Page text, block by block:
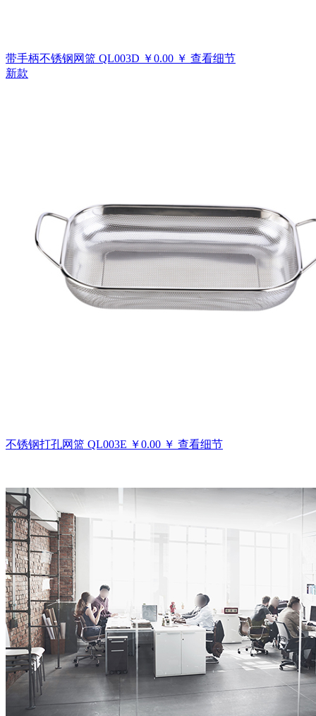
带手柄不锈钢网篮 QL003D ￥0.00 ￥ 查看细节
新款
不锈钢打孔网篮 QL003E ￥0.00 ￥ 查看细节